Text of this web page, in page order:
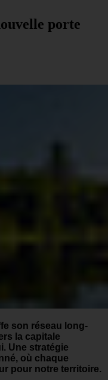
porte
son réseau long-
la capitale
Une stratégie
où chaque
pour notre territoire.